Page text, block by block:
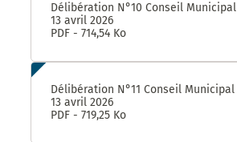
Délibération N°10 Conseil Municipal
13 avril 2026
PDF - 714,54 Ko
Délibération N°11 Conseil Municipal
13 avril 2026
PDF - 719,25 Ko